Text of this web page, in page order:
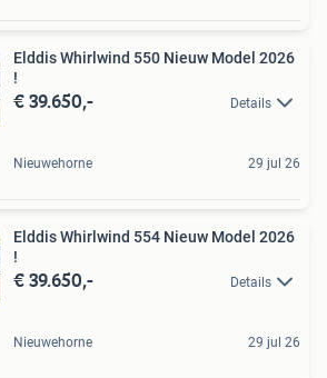
Elddis Whirlwind 550 Nieuw Model 2026
!
€ 39.650,- Details
Nieuwehorne 29 jul 26
Elddis Whirlwind 554 Nieuw Model 2026
!
€ 39.650,- Details
Nieuwehorne 29 jul 26